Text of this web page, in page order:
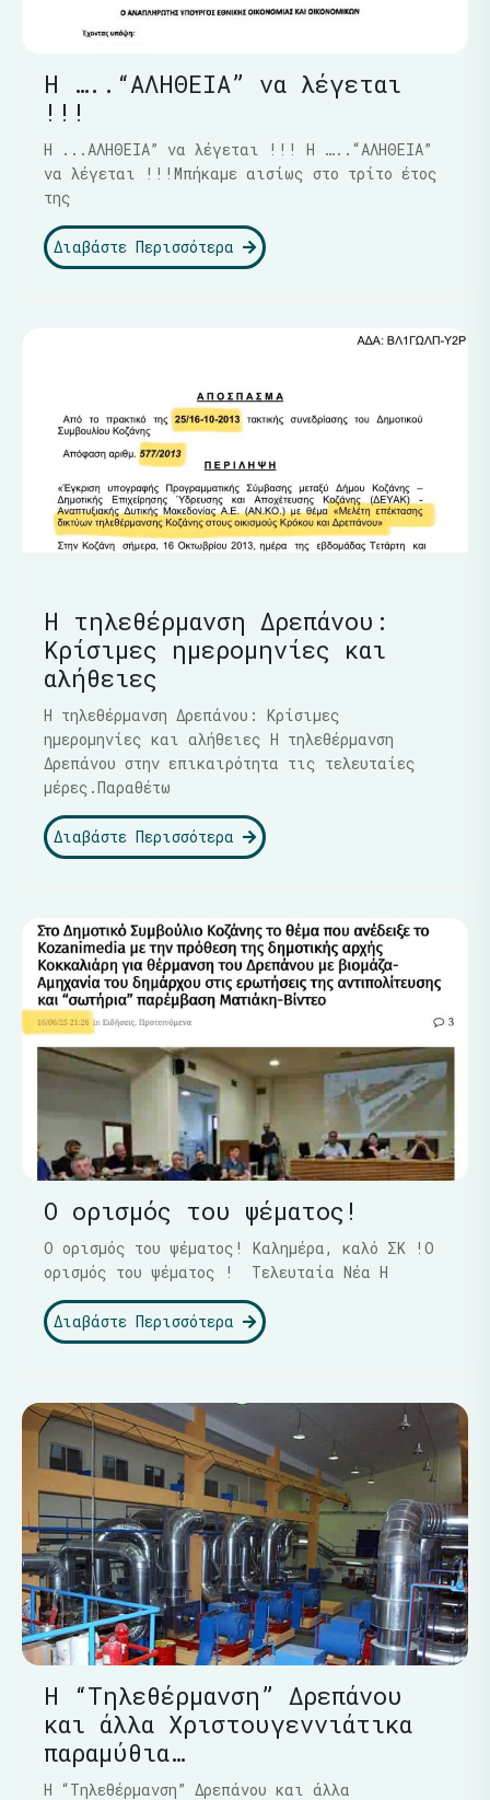
Η …..“ΑΛΗΘΕΙΑ” να λέγεται
!!!
Η ...ΑΛΗΘΕΙΑ” να λέγεται !!! Η …..“ΑΛΗΘΕΙΑ”
να λέγεται !!!Μπήκαμε αισίως στο τρίτο έτος
της
Διαβάστε Περισσότερα
Η τηλεθέρμανση Δρεπάνου:
Κρίσιμες ημερομηνίες και
αλήθειες
Η τηλεθέρμανση Δρεπάνου: Κρίσιμες
ημερομηνίες και αλήθειες Η τηλεθέρμανση
Δρεπάνου στην επικαιρότητα τις τελευταίες
μέρες.Παραθέτω
Διαβάστε Περισσότερα
Ο ορισμός του ψέματος!
Ο ορισμός του ψέματος! Καλημέρα, καλό ΣΚ !Ο
ορισμός του ψέματος ! Τελευταία Νέα Η
Διαβάστε Περισσότερα
Η “Τηλεθέρμανση” Δρεπάνου
και άλλα Χριστουγεννιάτικα
παραμύθια…
Η “Τηλεθέρμανση” Δρεπάνου και άλλα